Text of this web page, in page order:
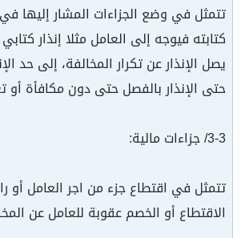
تتمثل في وضع الجزاءات المشار إليها في
كتابته فيوجه إلى العامل مثلا إنذار
يصل الإنذار عن تكرار المخالفة، إلى حد
حتى الإنذار بالفصل حتى دون مكافأة
3-3/ جزاءات مالية:
تتمثل في اقتطاع جزء من اجر العامل أو
الاقتطاع أو الخصم عقوبة للعامل عن